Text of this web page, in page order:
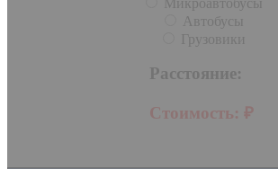
Автобусы
Грузовики
Расстояние:
Стоимость: ₽